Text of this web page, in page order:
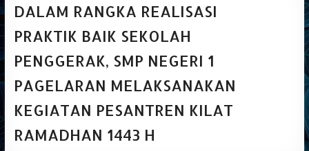
1
Pagelaran
Pandeglang
Banten
Menyajikan
Informasi
DALAM RANGKA REALISASI
PRAKTIK BAIK SEKOLAH
PENGGERAK, SMP NEGERI 1
PAGELARAN MELAKSANAKAN
KEGIATAN PESANTREN KILAT
RAMADHAN 1443 H